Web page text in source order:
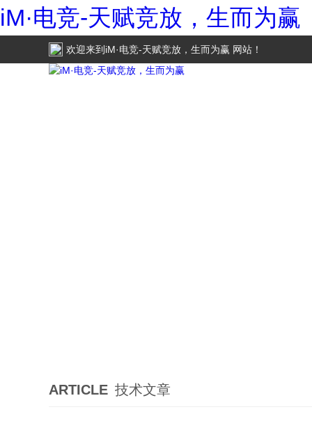
iM·电竞-天赋竞放，生而为赢
欢迎来到 iM·电竞-天赋竞放，生而为赢 网站！
ARTICLE 技术文章